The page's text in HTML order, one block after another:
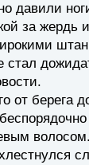
давили
за жердь
стал
от берега